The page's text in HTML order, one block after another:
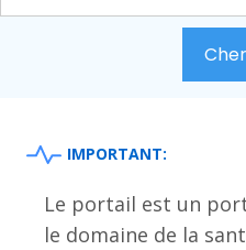
IMPORTANT:
Le portail est un
le domaine de la